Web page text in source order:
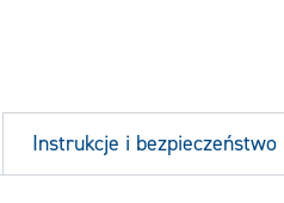
Instrukcje i bezpieczeństwo